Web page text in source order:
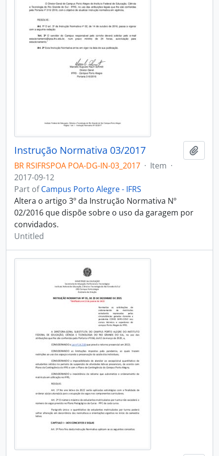
Instrução Normativa 03/2017
BR RSIFRSPOA POA-DG-IN-03_2017 · Item ·
2017-09-12
Part ofCampus Porto Alegre - IFRS
Altera o artigo 3º da Instrução Normativa Nº
02/2016 que dispõe sobre o uso da garagem por
convidados.
Untitled